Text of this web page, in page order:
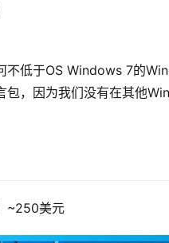
低于OS Windows 7的
包，因为我们没有在其他
~250美元